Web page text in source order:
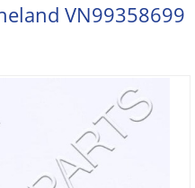
VN99358699